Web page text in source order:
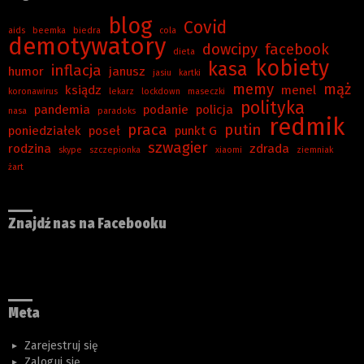
aids beemka biedra blog cola Covid
demotywatory dieta dowcipy facebook
humor inflacja janusz jasiu kartki kasa kobiety
koronawirus ksiądz lekarz lockdown maseczki memy menel mąż
nasa pandemia paradoks podanie policja polityka
poniedziałek poseł praca punkt G putin redmik
rodzina skype szczepionka szwagier xiaomi zdrada
ziemniak
żart
Znajdź nas na Facebooku
Meta
Zarejestruj się